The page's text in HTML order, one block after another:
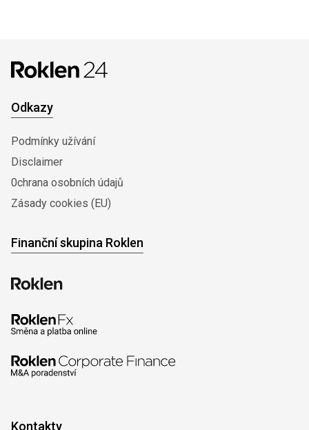
Odkazy
Podmínky užívání
Disclaimer
0chrana osobních údajů
Zásady cookies (EU)
Finanční skupina Roklen
Kontakty